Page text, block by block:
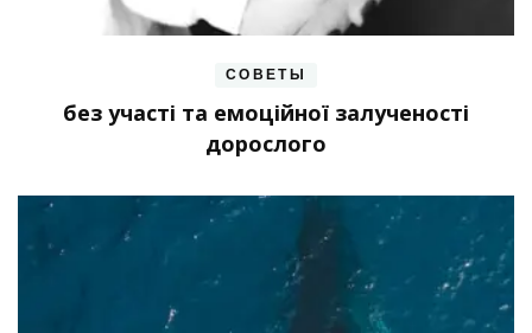
СОВЕТЫ
без участі та емоційної залученості
дорослого